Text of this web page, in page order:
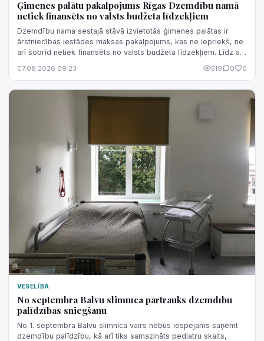
Ģimenes palātu pakalpojums Rīgas Dzemdību namā
netiek finansēts no valsts budžeta līdzekļiem
Dzemdību nama sestajā stāvā izvietotās ģimenes palātas ir
ārstniecības iestādes maksas pakalpojums, kas ne iepriekš, ne
arī šobrīd netiek finansēts no valsts budžeta līdzekļiem. Līdz ar
izmaiņām.
07.08.2026 09:23 519 0 0
VESELĪBA
No septembra Balvu slimnīcā pārtrauks dzemdību
palīdzības sniegšanu
No 1. septembra Balvu slimnīcā vairs nebūs iespējams saņemt
dzemdību palīdzību, kā arī tiks samazināts pediatru skaits,